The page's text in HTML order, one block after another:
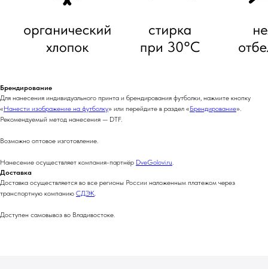
Брендирование
Для нанесения индивидуального принта и брендирования футболки, нажмите кнопку
«Нанести изображение на футболку» или перейдите в раздел «Брендирование».
Рекомендуемый метод нанесения — DTF.
Возможно оптовое изготовление.
Нанесение осуществляет компания-партнëр DveGolovi.ru.
Доставка
Доставка осуществляется во все регионы России наложенным платежом через
транспортную компанию СДЭК.
Доступен самовывоз во Владивостоке.